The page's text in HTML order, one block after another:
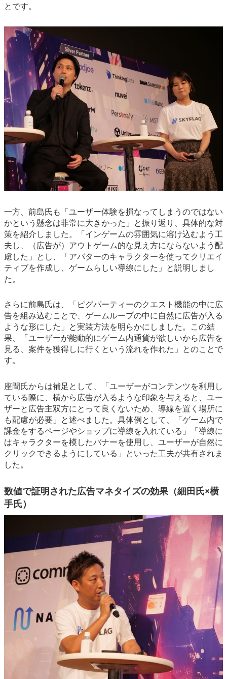
とです。
一方、前島氏も「ユーザー体験を損なってしまうのではない
かという懸念は非常に大きかった」と振り返り、具体的な対
策を紹介しました。「インゲームの雰囲気に溶け込むよう工
夫し、（広告が）アウトゲーム的な見え方にならないよう配
慮した」とし、「アバターのキャラクターを使ってクリエイ
ティブを作成し、ゲームらしい導線にした」と説明しまし
た。
さらに前島氏は、「ピグパーティーのクエスト機能の中に広
告を組み込むことで、ゲームループの中に自然に広告が入る
ような形にした」と実装方法を明らかにしました。この結
果、「ユーザーが能動的にゲーム内通貨が欲しいから広告を
見る、案件を獲得しに行くという流れを作れた」とのことで
す。
座間氏からは補足として、「ユーザーがコンテンツを利用し
ている際に、横から広告が入るような印象を与えると、ユー
ザーと広告主双方にとって良くないため、導線を置く場所に
も配慮が必要」と述べました。具体例として、「ゲーム内で
課金をするページやショップに導線を入れている」「導線に
はキャラクターを模したバナーを使用し、ユーザーが自然に
クリックできるようにしている」といった工夫が共有されま
した。
数値で証明された広告マネタイズの効果（細田氏×横
手氏）